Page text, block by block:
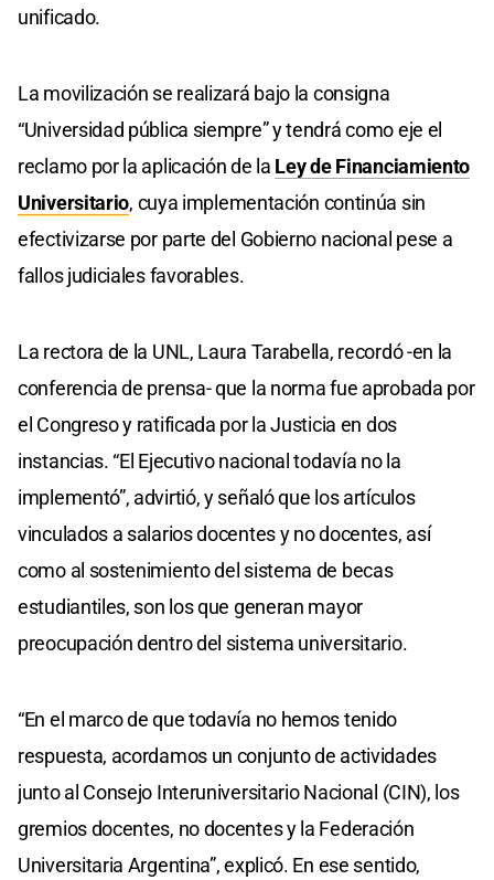
unificado.
La movilización se realizará bajo la consigna
“Universidad pública siempre” y tendrá como eje el
reclamo por la aplicación de la Ley de Financiamiento
Universitario, cuya implementación continúa sin
efectivizarse por parte del Gobierno nacional pese a
fallos judiciales favorables.
La rectora de la UNL, Laura Tarabella, recordó -en la
conferencia de prensa- que la norma fue aprobada por
el Congreso y ratificada por la Justicia en dos
instancias. “El Ejecutivo nacional todavía no la
implementó”, advirtió, y señaló que los artículos
vinculados a salarios docentes y no docentes, así
como al sostenimiento del sistema de becas
estudiantiles, son los que generan mayor
preocupación dentro del sistema universitario.
“En el marco de que todavía no hemos tenido
respuesta, acordamos un conjunto de actividades
junto al Consejo Interuniversitario Nacional (CIN), los
gremios docentes, no docentes y la Federación
Universitaria Argentina”, explicó. En ese sentido,